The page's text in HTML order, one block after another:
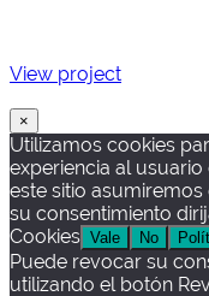
View project
×
Utilizamos cookies
experiencia al
este sitio
su consentimiento
Cookies Vale No
Puede revocar su
utilizando el botón